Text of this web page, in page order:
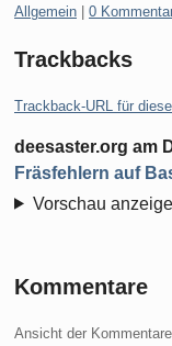
Kategorien:
Allgemein | 0
Trackbacks
Trackback-URL für
deesaster.org am
Fräsfehlern auf
Vorschau
Kommentare
Ansicht der